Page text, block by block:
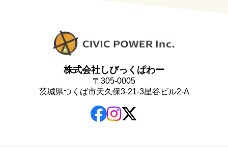
株式会社しびっくぱわー
〒305-0005
茨城県つくば市天久保3-21-3星谷ビル2-A